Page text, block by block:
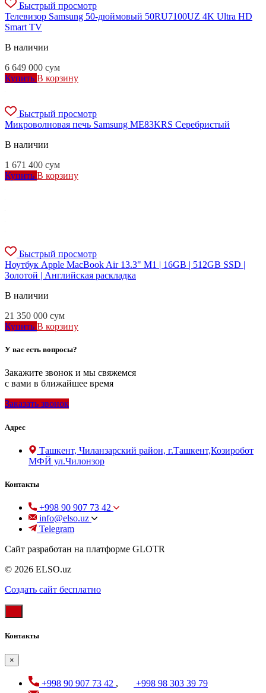
Быстрый просмотр
Телевизор Samsung 50-дюймовый 50RU7100UZ 4K Ultra HD
Smart TV
В наличии
6 649 000 сум
Купить В корзину
Быстрый просмотр
Микроволновая печь Samsung ME83KRS Серебристый
В наличии
1 671 400 сум
Купить В корзину
Быстрый просмотр
Ноутбук Apple MacBook Air 13.3" M1 | 16GB | 512GB SSD |
Золотой | Английская раскладка
В наличии
21 350 000 сум
Купить В корзину
У вас есть вопросы?
Закажите звонок и мы свяжемся
с вами в ближайшее время
Заказать звонок
Адрес
Ташкент, Чиланзарский район, г.Ташкент,Козиробот
МФЙ ул.Чилонзор
Контакты
+998 90 907 73 42
info@elso.uz
Telegram
Сайт разработан на платформе GLOTR
© 2026 ELSO.uz
Создать cайт бесплатно
Контакты
×
+998 90 907 73 42 ,
+998 98 303 39 79